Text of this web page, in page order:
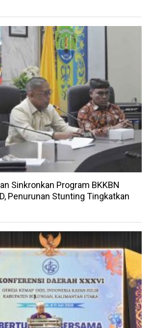
Sinkronkan Program BKKBN
Penurunan Stunting Tingkatkan